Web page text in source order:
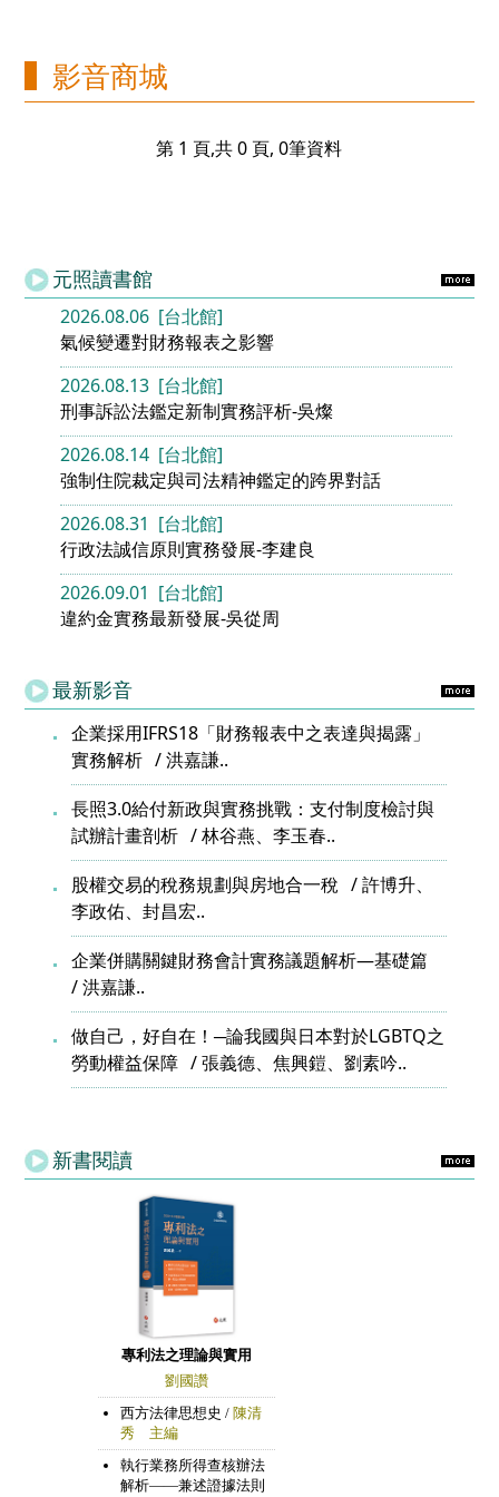
影音商城
第 1 頁,共 0 頁, 0筆資料
元照讀書館
2026.08.06 [台北館]
氣候變遷對財務報表之影響
2026.08.13 [台北館]
刑事訴訟法鑑定新制實務評析-吳燦
2026.08.14 [台北館]
強制住院裁定與司法精神鑑定的跨界對話
2026.08.31 [台北館]
行政法誠信原則實務發展-李建良
2026.09.01 [台北館]
違約金實務最新發展-吳從周
最新影音
企業採用IFRS18「財務報表中之表達與揭露」
實務解析
洪嘉謙..
長照3.0給付新政與實務挑戰：支付制度檢討與
試辦計畫剖析
林谷燕、李玉春..
股權交易的稅務規劃與房地合一稅
許博升、
李政佑、封昌宏..
企業併購關鍵財務會計實務議題解析—基礎篇
洪嘉謙..
做自己，好自在！─論我國與日本對於LGBTQ之
勞動權益保障
張義德、焦興鎧、劉素吟..
新書閱讀